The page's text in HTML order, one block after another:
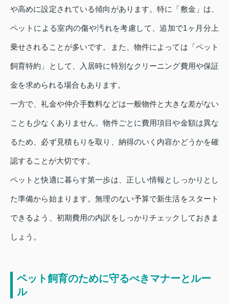
や高めに設定されている傾向があります。特に「敷金」は、
ペットによる室内の傷や汚れを考慮して、追加で1ヶ月分上
乗せされることが多いです。また、物件によっては「ペット
飼育特約」として、入居時に特別なクリーニング費用や保証
金を求められる場合もあります。
一方で、礼金や仲介手数料などは一般物件と大きな差がない
ことも少なくありません。物件ごとに費用項目や金額は異な
るため、必ず見積もりを取り、納得のいく内容かどうかを確
認することが大切です。
ペットと快適に暮らす第一歩は、正しい情報としっかりとし
た準備から始まります。無理のない予算で新生活をスタート
できるよう、初期費用の内訳をしっかりチェックしておきま
しょう。
ペット飼育のために守るべきマナーとルー
ル